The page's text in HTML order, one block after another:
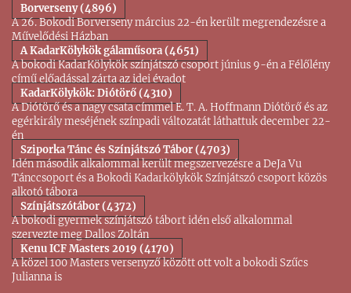
Borverseny (4896)
A 26. Bokodi Borverseny március 22-én került megrendezésre a
Művelődési Házban
A KadarKölykök gálaműsora (4651)
A bokodi KadarKölykök színjátszó csoport június 9-én a Félőlény
című előadással zárta az idei évadot
KadarKölykök: Diótörő (4310)
A Diótörő és a nagy csata címmel E. T. A. Hoffmann Diótörő és az
egérkirály meséjének színpadi változatát láthattuk december 22-
én
Sziporka Tánc és Színjátszó Tábor (4703)
Idén második alkalommal került megszervezésre a DeJa Vu
Tánccsoport és a Bokodi Kadarkölykök Színjátszó csoport közös
alkotó tábora
Színjátszótábor (4372)
A bokodi gyermek színjátszó tábort idén első alkalommal
szervezte meg Dallos Zoltán
Kenu ICF Masters 2019 (4170)
A közel 100 Masters versenyző között ott volt a bokodi Szűcs
Julianna is